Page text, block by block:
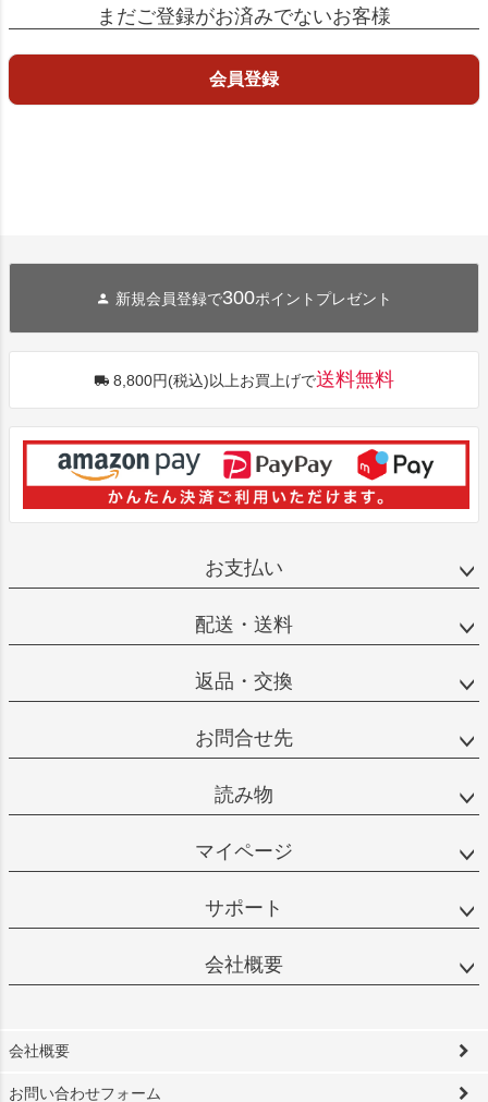
まだご登録がお済みでないお客様
会員登録
新規会員登録で300ポイントプレゼント
8,800円(税込)以上お買上げで送料無料
お支払い
配送・送料
返品・交換
お問合せ先
読み物
マイページ
サポート
会社概要
会社概要
お問い合わせフォーム